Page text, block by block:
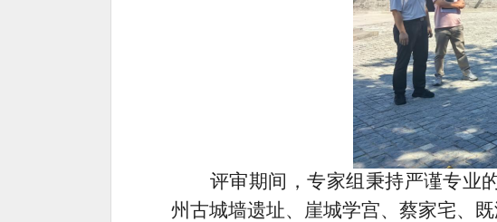
评审期间，专家组秉持严谨专业
州古城墙遗址、崖城学宫、蔡家宅、